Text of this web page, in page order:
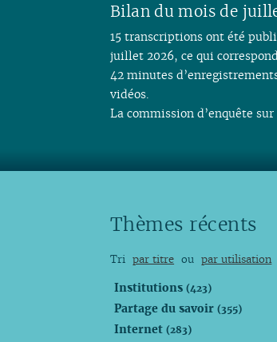
Bilan du mois de
15 transcriptions ont été
juillet 2026, ce qui
42 minutes
vidéos.
La commission d’enquête
Thèmes récents
Tri par titre ou par utilisation
Institutions(423)
Partage du savoir(355)
Internet(283)